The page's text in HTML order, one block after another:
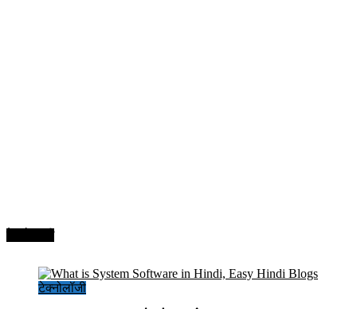
टेक्नोलॉजी